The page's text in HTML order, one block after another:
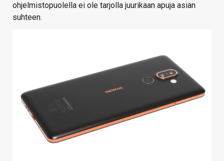
ohjelmistopuolella ei ole tarjolla juurikaan apuja asian
suhteen.